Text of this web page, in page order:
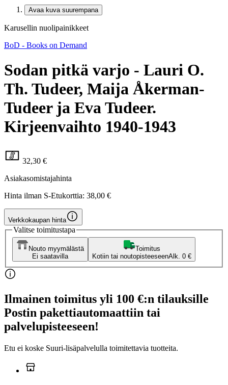
Avaa kuva suurempana
Karusellin nuolipainikkeet
BoD - Books on Demand
Sodan pitkä varjo - Lauri O.
Th. Tudeer, Maija Åkerman-
Tudeer ja Eva Tudeer.
Kirjeenvaihto 1940-1943
32,30 €
Asiakasomistajahinta
Hinta ilman S-Etukorttia: 38,00 €
Verkkokaupan hinta
Valitse toimitustapa
Nouto myymälästä
Ei saatavilla
Toimitus
Kotiin tai noutopisteeseenAlk. 0 €
Ilmainen toimitus yli 100 €:n tilauksille
Postin pakettiautomaattiin tai
palvelupisteeseen!
Etu ei koske Suuri‑lisäpalvelulla toimitettavia tuotteita.